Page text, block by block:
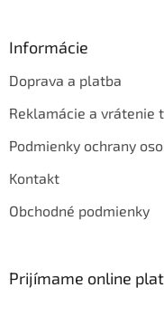
Informácie
Doprava a platba
Reklamácie a vrátenie
Podmienky ochrany
Kontakt
Obchodné podmienky
Prijímame online